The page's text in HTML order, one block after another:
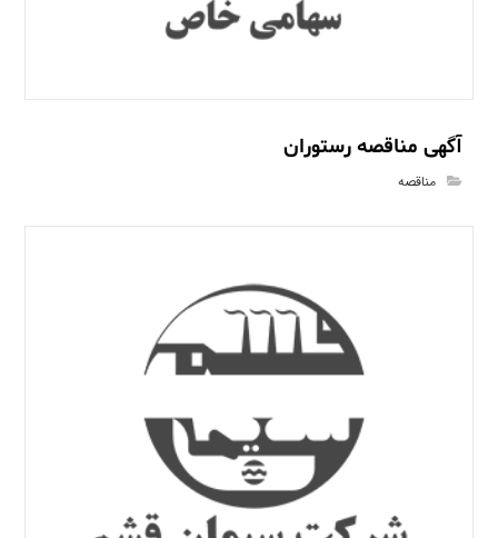
آگهی مناقصه رستوران
مناقصه